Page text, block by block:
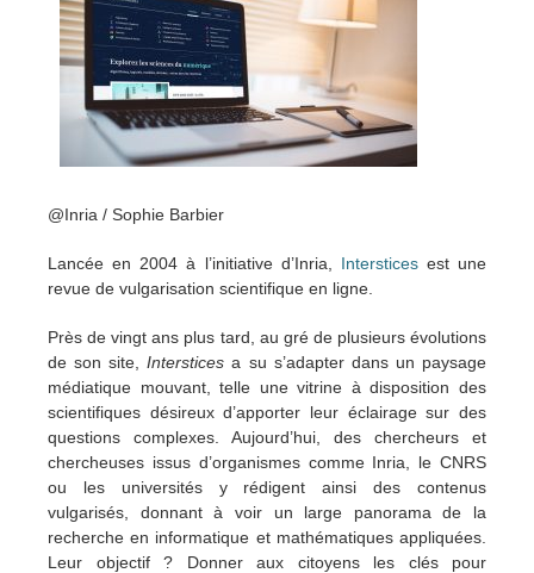
@Inria / Sophie Barbier
Lancée en 2004 à l’initiative d’Inria, Intersticesest une
revue de vulgarisation scientifique en ligne.
Près de vingt ans plus tard, au gré de plusieurs évolutions
de son site,Interstices a su s’adapter dans un paysage
médiatique mouvant, telle une vitrine à disposition des
scientifiques désireux d’apporter leur éclairage sur des
questions complexes. Aujourd’hui, des chercheurs et
chercheuses issus d’organismes comme Inria, le CNRS
ou les universités y rédigent ainsi des contenus
vulgarisés, donnant à voir un large panorama de la
recherche en informatique et mathématiques appliquées.
Leur objectif ? Donner aux citoyens les clés pour